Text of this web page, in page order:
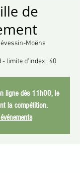
de
Moëns
limite d'index : 40
ligne dès 11h00, le
la compétition.